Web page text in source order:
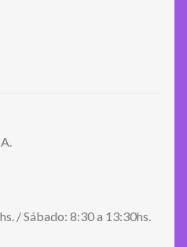
/ Sábado: 8:30 a 13:30hs.